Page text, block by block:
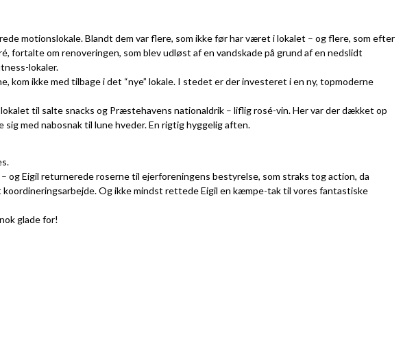
motionslokale. Blandt dem var flere, som ikke før har været i lokalet – og flere, som efter
fortalte om renoveringen, som blev udløst af en vandskade på grund af en nedslidt
lokaler.
ikke med tilbage i det “nye” lokale. I stedet er der investeret i en ny, topmoderne
til salte snacks og Præstehavens nationaldrik – liflig rosé-vin. Her var der dækket op
med nabosnak til lune hveder. En rigtig hyggelig aften.
Eigil returnerede roserne til ejerforeningens bestyrelse, som straks tog action, da
Og ikke mindst rettede Eigil en kæmpe-tak til vores fantastiske
glade for!